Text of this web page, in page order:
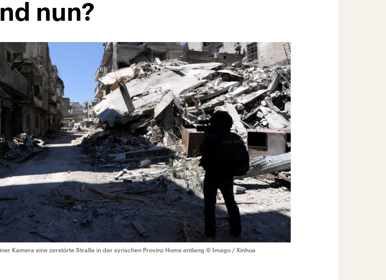
nun?
Kamera eine zerstörte Straße in der syrischen Provinz Homs entlang © Imago / Xinhua